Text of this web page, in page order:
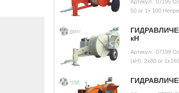
Артикул: 07195
50 or 1× 100
кН
Артикул: 07199
(кН): 2x80 or